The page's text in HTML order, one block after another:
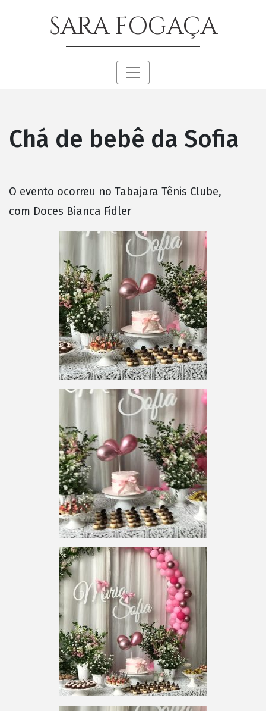
SARA FOGAÇA
Chá de bebê da Sofia
O evento ocorreu no Tabajara Tênis Clube,
com Doces Bianca Fidler